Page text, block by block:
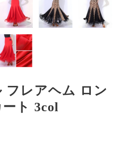
フレアヘム ロン
ート 3col